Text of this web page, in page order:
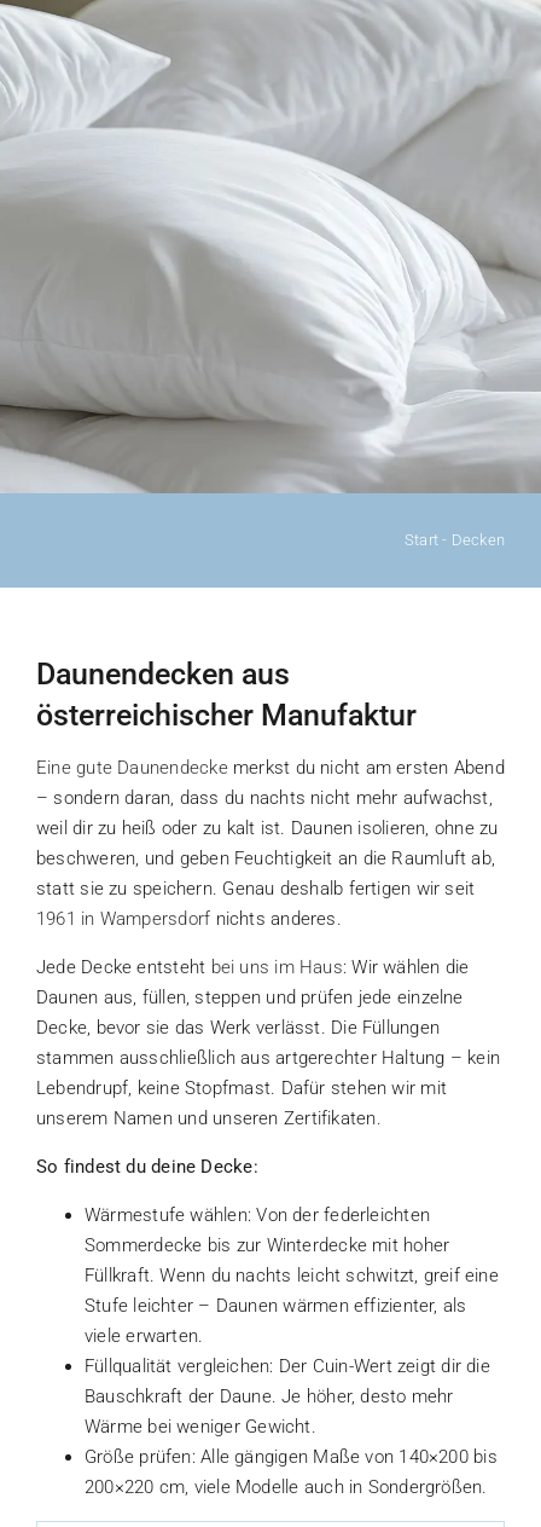
KONFIGURATOR
DAUNENDECKEN
ÜBER UNS
Start- Decken
Daunendecken aus
österreichischer Manufaktur
Eine gute Daunendeckemerkst du nicht am ersten Abend
– sondern daran, dass du nachts nicht mehr aufwachst,
weil dir zu heiß oder zu kalt ist. Daunen isolieren, ohne zu
beschweren, und geben Feuchtigkeit an die Raumluft ab,
statt sie zu speichern. Genau deshalb fertigen wir seit
1961 in Wampersdorf nichts anderes.
Jede Decke entsteht bei uns im Haus: Wir wählen die
Daunen aus, füllen, steppen und prüfen jede einzelne
Decke, bevor sie das Werk verlässt. Die Füllungen
stammen ausschließlich aus artgerechter Haltung – kein
Lebendrupf, keine Stopfmast. Dafür stehen wir mit
unserem Namen und unseren Zertifikaten.
So findest du deine Decke:
Wärmestufe wählen: Von der federleichten
Sommerdecke bis zur Winterdecke mit hoher
Füllkraft. Wenn du nachts leicht schwitzt, greif eine
Stufe leichter – Daunen wärmen effizienter, als
viele erwarten.
Füllqualität vergleichen: Der Cuin-Wert zeigt dir die
Bauschkraft der Daune. Je höher, desto mehr
Wärme bei weniger Gewicht.
Größe prüfen: Alle gängigen Maße von 140×200 bis
200×220 cm, viele Modelle auch in Sondergrößen.